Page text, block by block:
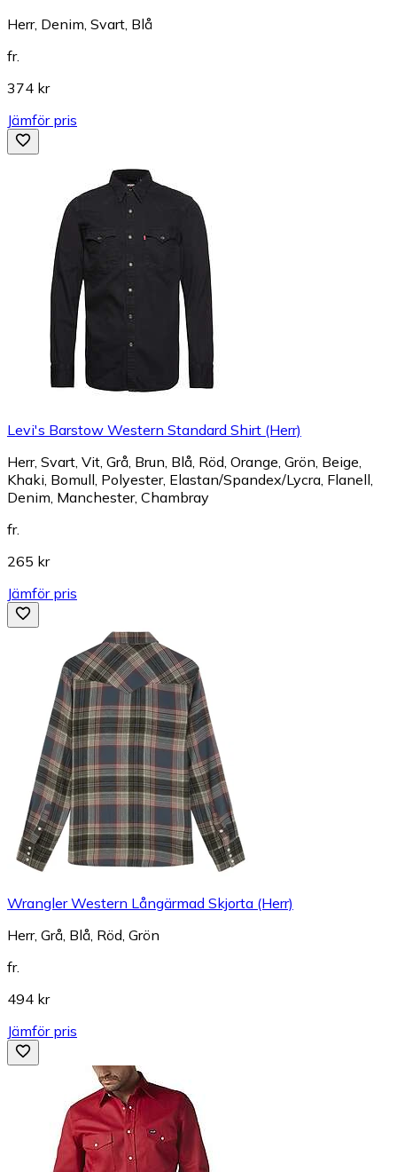
Herr, Denim, Svart, Blå
fr.
374 kr
Jämför pris
Levi's Barstow Western Standard Shirt (Herr)
Herr, Svart, Vit, Grå, Brun, Blå, Röd, Orange, Grön, Beige,
Khaki, Bomull, Polyester, Elastan/Spandex/Lycra, Flanell,
Denim, Manchester, Chambray
fr.
265 kr
Jämför pris
Wrangler Western Långärmad Skjorta (Herr)
Herr, Grå, Blå, Röd, Grön
fr.
494 kr
Jämför pris